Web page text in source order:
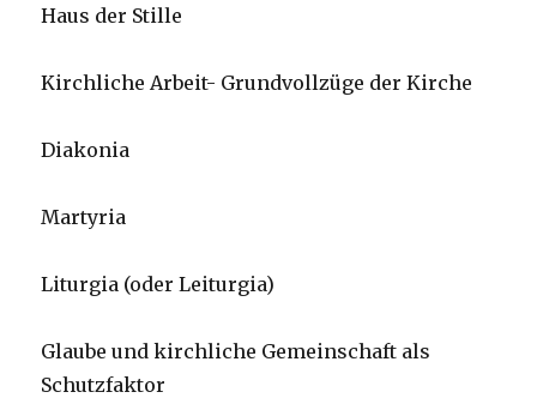
Haus der Stille
Kirchliche Arbeit- Grundvollzüge der Kirche
Diakonia
Martyria
Liturgia (oder Leiturgia)
Glaube und kirchliche Gemeinschaft als
Schutzfaktor